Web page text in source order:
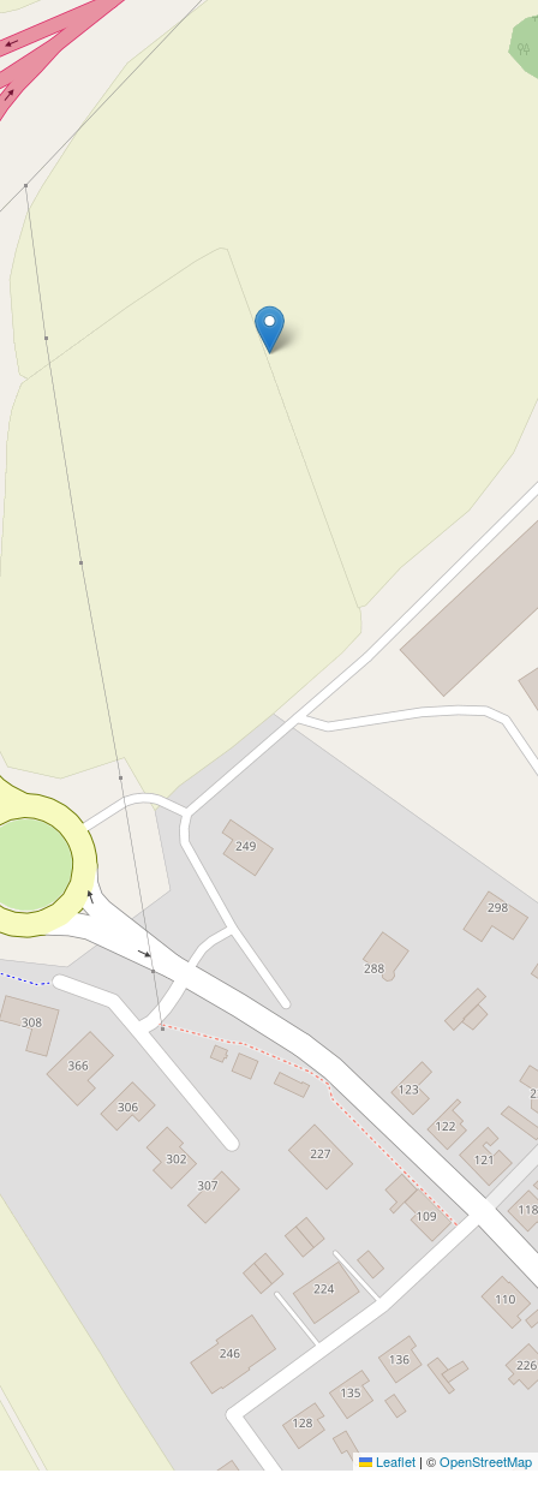
Leaflet | ©OpenStreetMap